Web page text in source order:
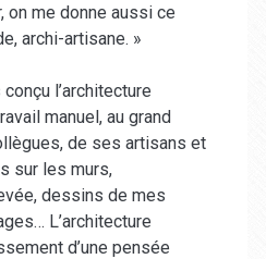
on me donne aussi ce
archi-artisane. »
l’architecture
manuel, au grand
de ses artisans et
sur les murs,
dessins de mes
L’architecture
d’une pensée